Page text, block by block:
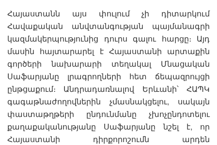
Հայաստանն այս փուլում չի դիտարկում
Հավաքական անվտանգության պայմանագրի
կազմակերպությունից դուրս գալու հարցը։ Այդ
մասին հայտարարել է Հայաստանի արտաքին
գործերի նախարարի տեղակալ Մնացական
Սաֆարյանը լրագրողների հետ ճեպազրույցի
ընթցաքում։ Անդրադառնալով Երևանի՝ ՀԱՊԿ
գագաթնաժողովներին չմասնակցելու, սակայն
փաստաթղթերի ընդունմանը չխոչընդոտելու
քաղաքականությանը Սաֆարյանը նշել է, որ
Հայաստանի դիրքորոշումն արդեն